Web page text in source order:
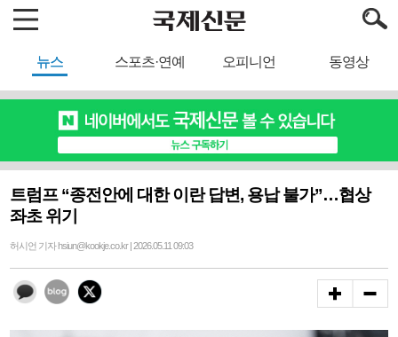
뉴스 스포츠·연예 오피니언 동영상
트럼프 “종전안에 대한 이란 답변, 용납 불가”…협상
좌초 위기
허시언 기자 hsiun@kookje.co.kr | 2026.05.11 09:03